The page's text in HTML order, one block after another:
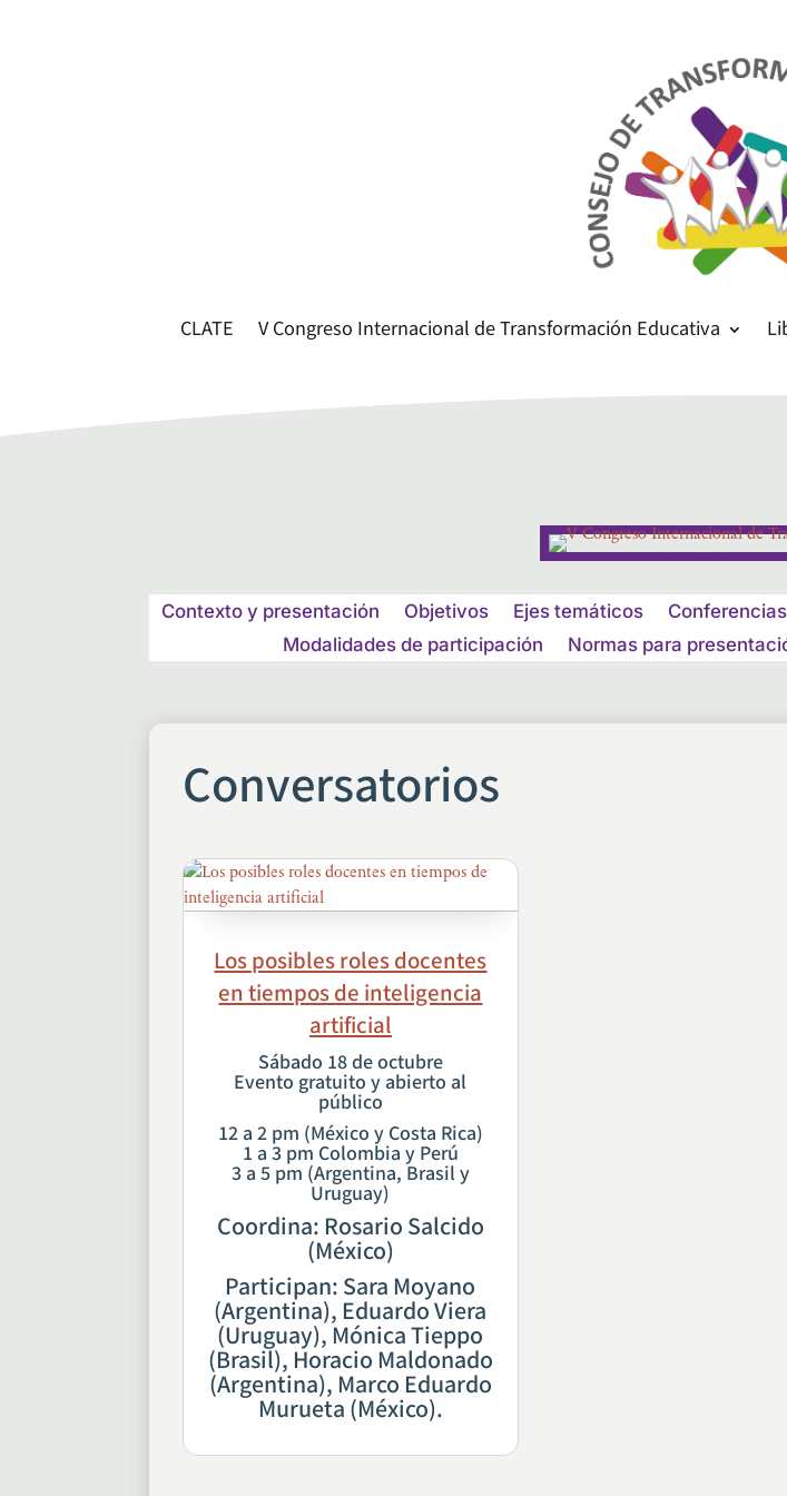
CLATE V Congreso Internacional de Transformación Educativa
Contexto y presentación Objetivos Ejes temáticos
Modalidades de participación
Normas para
Conversatorios
Los posibles roles docentes
en tiempos de inteligencia
artificial
Sábado 18 de octubre
Evento gratuito y abierto al
público
12 a 2 pm (México y Costa Rica)
1 a 3 pm Colombia y Perú
3 a 5 pm (Argentina, Brasil y
Uruguay)
Coordina: Rosario Salcido
(México)
Participan: Sara Moyano
(Argentina), Eduardo Viera
(Uruguay), Mónica Tieppo
(Brasil), Horacio Maldonado
(Argentina), Marco Eduardo
Murueta (México).